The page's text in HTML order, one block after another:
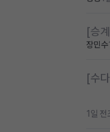
[승
장민수
[수
1일 전